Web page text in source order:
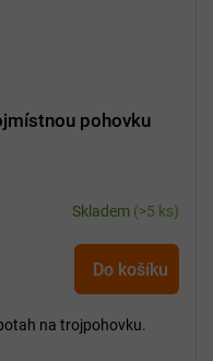
pohovku
Skladem (>5 ks)
Do košíku
na trojpohovku.